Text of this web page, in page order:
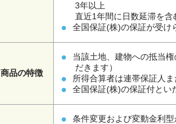
3年以上
直近1年間に日数延滞を含
全国保証(株)の保証が受け
商品の特徴
当該土地、建物への抵当
だきます）
所得合算者は連帯保証人
全国保証(株)の保証付とい
条件変更および変動金利